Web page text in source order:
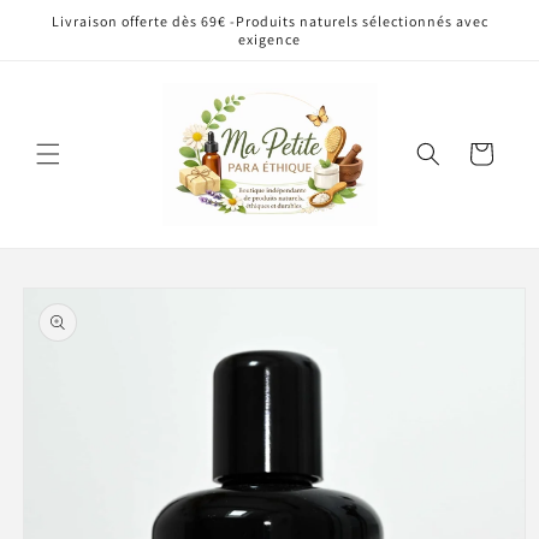
passer
Livraison offerte dès 69€ -Produits naturels sélectionnés avec
exigence
Panier
informations
produits